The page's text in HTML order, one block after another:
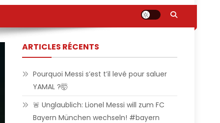
ARTICLES RÉCENTS
Pourquoi Messi s’est t’il levé pour saluer
YAMAL ?🤯
🚨 Unglaublich: Lionel Messi will zum FC
Bayern München wechseln! #bayern